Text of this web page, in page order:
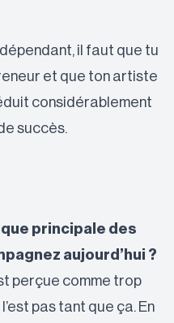
il faut que tu
et que ton artiste
considérablement
succès.
principale des
aujourd’hui ?
perçue comme trop
pas tant que ça. En